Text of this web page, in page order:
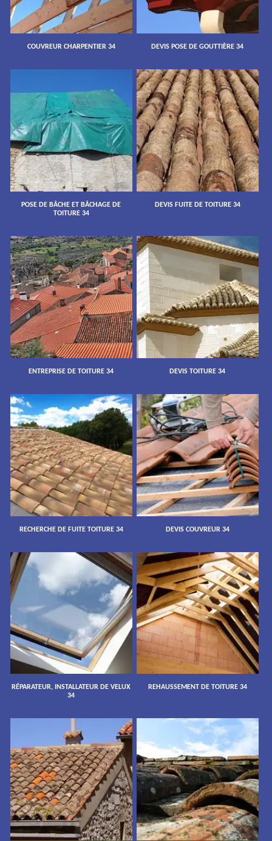
COUVREUR CHARPENTIER 34 DEVIS POSE DE GOUTTIÈRE 34
POSE DE BÂCHE ET BÂCHAGE DE
TOITURE 34
DEVIS FUITE DE TOITURE 34
ENTREPRISE DE TOITURE 34 DEVIS TOITURE 34
RECHERCHE DE FUITE TOITURE 34 DEVIS COUVREUR 34
RÉPARATEUR, INSTALLATEUR DE VELUX
34
REHAUSSEMENT DE TOITURE 34